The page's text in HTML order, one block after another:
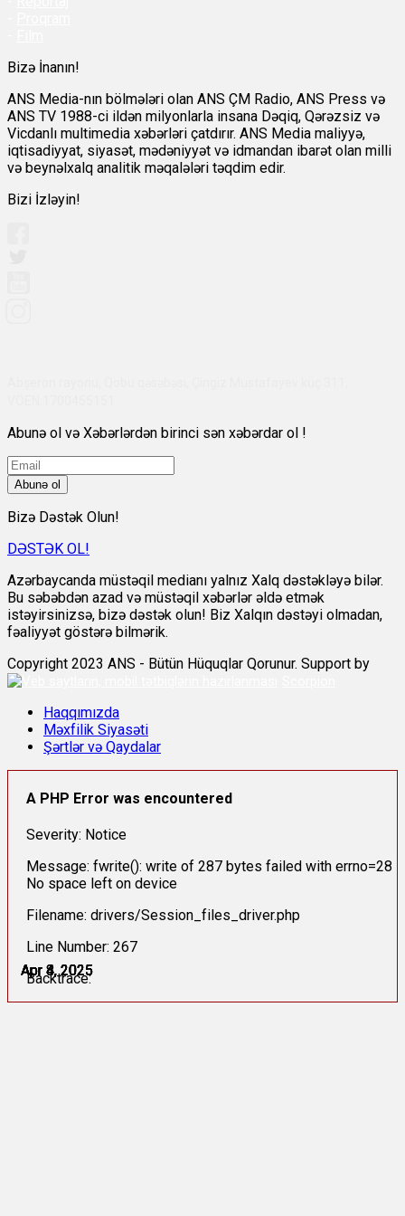
Apr 4, 2025
Apr 4, 2025
Apr 4, 2025
Apr 4, 2025
Apr 8, 2025
Apr 8, 2025
Bizə İnanın!
ANS Media-nın bölmələri olan ANS ÇM Radio, ANS Press və
ANS TV 1988-ci ildən milyonlarla insana Dəqiq, Qərəzsiz və
Vicdanlı multimedia xəbərləri çatdırır. ANS Media maliyyə,
iqtisadiyyat, siyasət, mədəniyyət və idmandan ibarət olan milli
və beynəlxalq analitik məqalələri təqdim edir.
Bizi İzləyin!
Abunə ol və Xəbərlərdən birinci sən xəbərdar ol !
Abunə ol
Bizə Dəstək Olun!
DƏSTƏK OL!
Azərbaycanda müstəqil medianı yalnız Xalq dəstəkləyə bilər.
Bu səbəbdən azad və müstəqil xəbərlər əldə etmək
istəyirsinizsə, bizə dəstək olun! Biz Xalqın dəstəyi olmadan,
fəaliyyət göstərə bilmərik.
Copyright 2023 ANS - Bütün Hüquqlar Qorunur. Support by
Haqqımızda
Məxfilik Siyasəti
Şərtlər və Qaydalar
A PHP Error was encountered
Severity: Notice
Message: fwrite(): write of 287 bytes failed with errno=28
No space left on device
Filename: drivers/Session_files_driver.php
Line Number: 267
Backtrace: